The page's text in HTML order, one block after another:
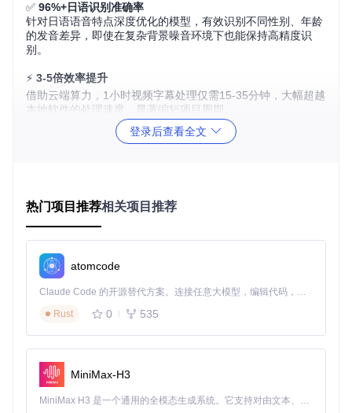
✅ 96%+日语识别准确率
针对日语语音特点深度优化的模型，有效识别不同性别、年龄
的发音差异，即使在复杂背景噪音环境下也能保持高精度识
别。
⚡ 3-5倍效率提升
借助云端算力，1小时视频字幕处理仅需15-35分钟，大幅超越
本地软件的处理速度，显著缩短项目周期。
双格式同步输出
完全基于浏览器的云端操作模式，无需配置本地环境，从新手
技术原理简明解读
N46Whisper的核心技术架构包含两大模块：
语音特征提取引擎
通过深度神经网络分析日语语音的声学特征，精准捕捉音
结合日语语法规则和常用表达习惯，对识别结果进行语义
优化，自动修正同音异义词和语法错误，提升字幕可读
性。
登录后查看全文
热门项目推荐相关项目推荐
atomcode
Claude Code 的开源替代方案。连接任意大模型，编辑代码，运行命令，自动验证 — 全自动执行。用 Rust 构建，极致性能。 ｜ An open-source alternative to Claude Code. Connect any LLM, edit code, run commands, and verify changes — autonomously. Built in Rust for speed. Get Started
Rust
0 535
MiniMax-H3
MiniMax H3 是一个通用的全模态生成系统。它支持对由文本、图像、视频和音频组成的多模态上下文进行统一理解，并能生成分辨率高达 2K、时长可达 15 秒的带原生立体声音频的视频。得益于面向任务泛化的系统设计，H3 在预训练阶段就已具备广泛的多模态上下文理解与生成能力，能够出色地执行复杂的多模态指令。